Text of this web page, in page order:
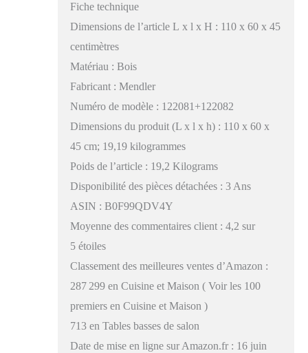
Fiche technique
Dimensions de l’article L x l x H : 110 x 60 x 45
centimètres
Matériau : Bois
Fabricant : Mendler
Numéro de modèle : 122081+122082
Dimensions du produit (L x l x h) : 110 x 60 x
45 cm; 19,19 kilogrammes
Poids de l’article : 19,2 Kilograms
Disponibilité des pièces détachées : 3 Ans
ASIN : B0F99QDV4Y
Moyenne des commentaires client : 4,2 sur
5 étoiles
Classement des meilleures ventes d’Amazon :
287 299 en Cuisine et Maison ( Voir les 100
premiers en Cuisine et Maison )
713 en Tables basses de salon
Date de mise en ligne sur Amazon.fr : 16 juin